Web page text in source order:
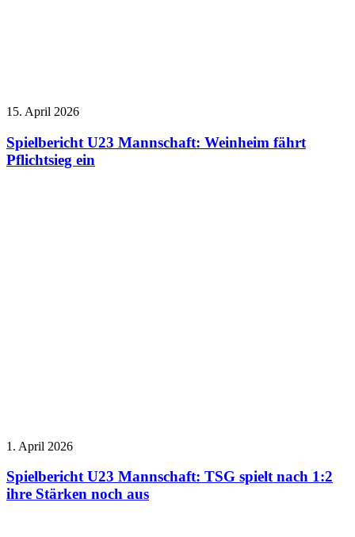
15. April 2026
Spielbericht U23 Mannschaft: Weinheim fährt
Pflichtsieg ein
1. April 2026
Spielbericht U23 Mannschaft: TSG spielt nach 1:2
ihre Stärken noch aus